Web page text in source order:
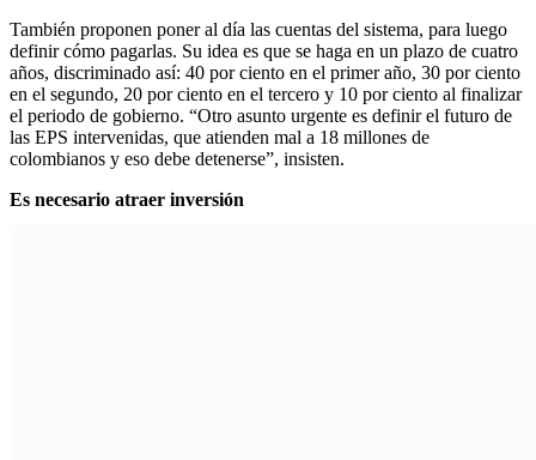
También proponen poner al día las cuentas del sistema, para luego
definir cómo pagarlas. Su idea es que se haga en un plazo de cuatro
años, discriminado así: 40 por ciento en el primer año, 30 por ciento
en el segundo, 20 por ciento en el tercero y 10 por ciento al finalizar
el periodo de gobierno. “Otro asunto urgente es definir el futuro de
las EPS intervenidas, que atienden mal a 18 millones de
colombianos y eso debe detenerse”, insisten.
Es necesario atraer inversión